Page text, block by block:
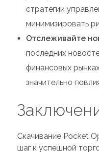
стратегии
минимизировать
Отслеживайте
последних
финансовых
значительно
Скачивание Pocket
шаг к успешной